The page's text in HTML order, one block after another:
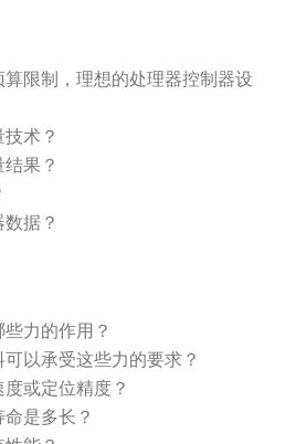
限制，理想的处理器控制器设
术？
果？
据？
力的作用？
以承受这些力的要求？
或定位精度？
是多长？